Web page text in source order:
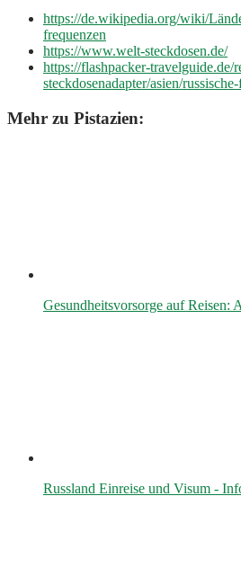
https://de.wikipedia.org/wiki/
frequenzen
https://www.welt-steckdosen.de/
https://flashpacker-travelguide.de/
steckdosenadapter/asien/
Mehr zu Pistazien:
Gesundheitsvorsorge auf Reisen:
Russland Einreise und Visum -